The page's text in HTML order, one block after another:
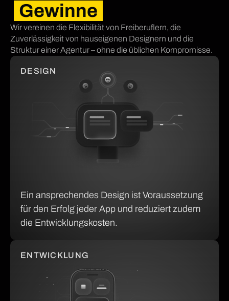
Gewinne
Wir vereinen die Flexibilität von Freiberuflern, die
Zuverlässigkeit von hauseigenen Designern und die
Struktur einer Agentur – ohne die üblichen Kompromisse.
DESIGN
Ein ansprechendes Design ist Voraussetzung
für den Erfolg jeder App und reduziert zudem
die Entwicklungskosten.
ENTWICKLUNG